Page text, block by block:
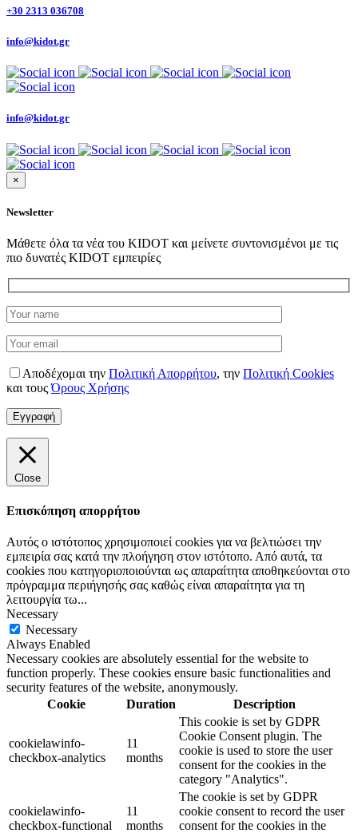
+30 2313 036708
info@kidot.gr
info@kidot.gr
×
Newsletter
Μάθετε όλα τα νέα του KIDOT και μείνετε συντονισμένοι με τις
πιο δυνατές KIDOT εμπειρίες
Αποδέχομαι την Πολιτική Απορρήτου, την Πολιτική Cookies
και τουςΌρους Χρήσης
Close
Επισκόπηση απορρήτου
Αυτός ο ιστότοπος χρησιμοποιεί cookies για να βελτιώσει την
εμπειρία σας κατά την πλοήγηση στον ιστότοπο. Από αυτά, τα
cookies που κατηγοριοποιούνται ως απαραίτητα αποθηκεύονται στο
πρόγραμμα περιήγησής σας καθώς είναι απαραίτητα για τη
λειτουργία τω...
Necessary
Necessary
Always Enabled
Necessary cookies are absolutely essential for the website to
function properly. These cookies ensure basic functionalities and
security features of the website, anonymously.
Cookie
Duration Description
cookielawinfo-
checkbox-analytics
11
months
This cookie is set by GDPR
Cookie Consent plugin. The
cookie is used to store the user
consent for the cookies in the
category "Analytics".
cookielawinfo-
checkbox-functional
11
months
The cookie is set by GDPR
cookie consent to record the user
consent for the cookies in the